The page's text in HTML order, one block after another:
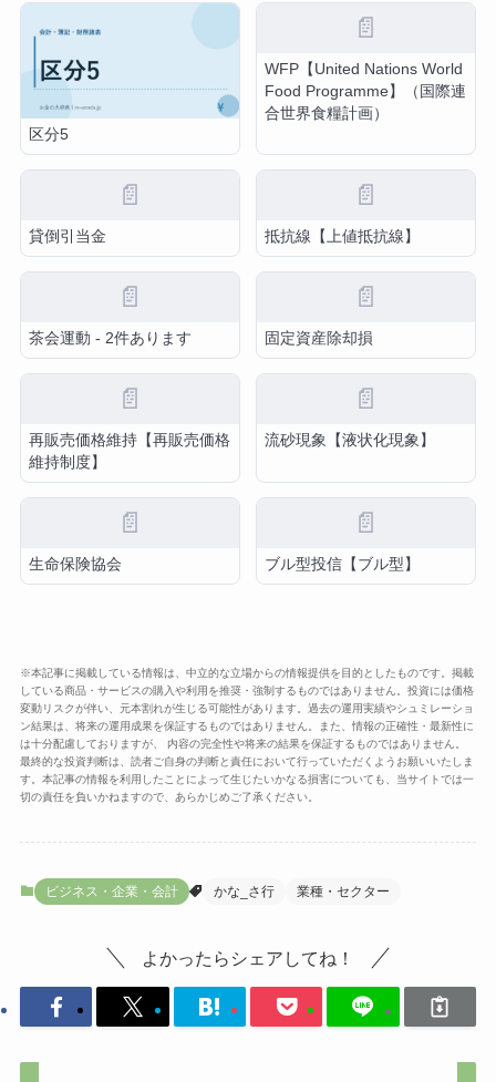
区分5
📄
WFP【United Nations World
Food Programme】（国際連
合世界食糧計画）
📄
貸倒引当金
📄
抵抗線【上値抵抗線】
📄
茶会運動 - 2件あります
📄
固定資産除却損
📄
再販売価格維持【再販売価格
維持制度】
📄
流砂現象【液状化現象】
📄
生命保険協会
📄
ブル型投信【ブル型】
※本記事に掲載している情報は、中立的な立場からの情報提供を目的としたものです。掲載
している商品・サービスの購入や利用を推奨・強制するものではありません。投資には価格
変動リスクが伴い、元本割れが生じる可能性があります。過去の運用実績やシュミレーショ
ン結果は、将来の運用成果を保証するものではありません。また、情報の正確性・最新性に
は十分配慮しておりますが、 内容の完全性や将来の結果を保証するものではありません。
最終的な投資判断は、読者ご自身の判断と責任において行っていただくようお願いいたしま
す。本記事の情報を利用したことによって生じたいかなる損害についても、当サイトでは一
切の責任を負いかねますので、あらかじめご了承ください。
ビジネス・企業・会計 かな_さ行 業種・セクター
よかったらシェアしてね！